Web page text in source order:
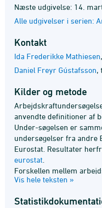
Næste udgivelse: 14.
Alle udgivelser i serien:
Kontakt
Ida Frederikke Mathiesen,
Daniel Freyr Gústafsson,
Kilder og metode
anvendte definitioner af
Under-søgelsen er
undersøgelser fra andre
Eurostat. Resultater
eurostat
Forskellen mellem
ledighed (AKU-ledighed)
beskrives desuden
Vis hele teksten »